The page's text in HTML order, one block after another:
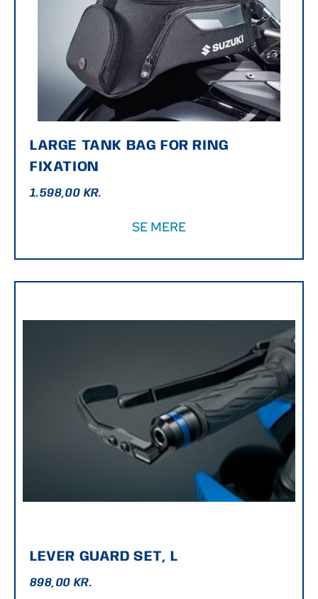
LARGE TANK BAG FOR RING
FIXATION
1.598,00 KR.
SE MERE
LEVER GUARD SET, L
898,00 KR.